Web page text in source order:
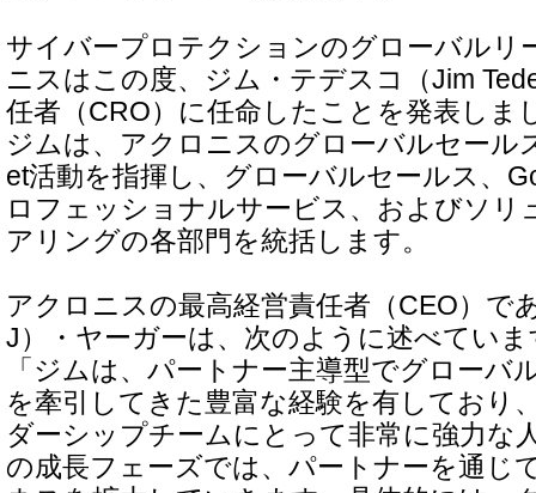
サイバープロテクションのグローバルリ
ニスはこの度、ジム・テデスコ（Jim
任者（CRO）に任命したことを発表しま
ジムは、アクロニスのグローバルセール
et活動を指揮し、グローバルセールス、
ロフェッショナルサービス、およびソリ
アリングの各部門を統括します。
アクロニスの最高経営責任者（CEO）で
J）・ヤーガーは、次のように述べていま
「ジムは、パートナー主導型でグローバ
を牽引してきた豊富な経験を有しており
ダーシップチームにとって非常に強力な
の成長フェーズでは、パートナーを通じ